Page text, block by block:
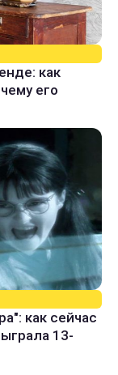
как
его
как сейчас
13-